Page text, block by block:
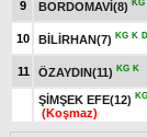
9 BORDOMAVİ(8) KG
10 BİLİRHAN(7) KG K
11 ÖZAYDIN(11) KG K
ŞİMŞEK EFE(12) KG
(Koşmaz)